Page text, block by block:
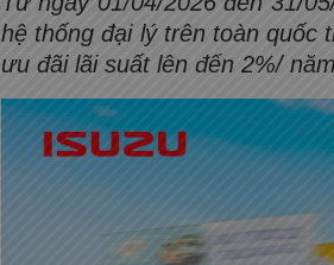
hệ thống đại lý trên toàn quốc
ưu đãi lãi suất lên đến 2%/